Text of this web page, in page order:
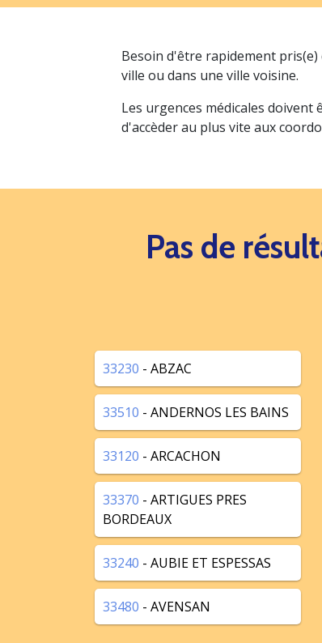
Besoin d'être rapidement
ville ou dans une ville voisine.
Les urgences médicales
d'accèder au plus vite aux
Pas de
33230 - ABZAC
33510 - ANDERNOS LES BAINS
33120 - ARCACHON
33370 - ARTIGUES PRES
BORDEAUX
33240 - AUBIE ET ESPESSAS
33480 - AVENSAN